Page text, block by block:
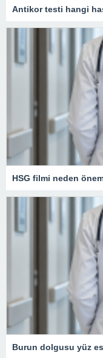
Antikor testi hangi
HSG filmi neden
Burun dolgusu yüz